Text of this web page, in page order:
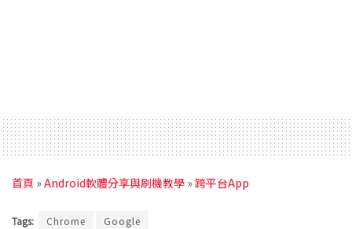
首頁 »Android軟體分享與刷機教學 »跨平台App
Tags: Chrome Google